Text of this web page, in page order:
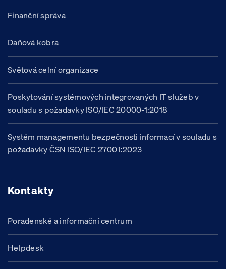
Finanční správa
Daňová kobra
Světová celní organizace
Poskytování systémových integrovaných IT služeb v
souladu s požadavky ISO/IEC 20000-1:2018
Systém managementu bezpečnosti informací v souladu s
požadavky ČSN ISO/IEC 27001:2023
Kontakty
Poradenské a informační centrum
Helpdesk